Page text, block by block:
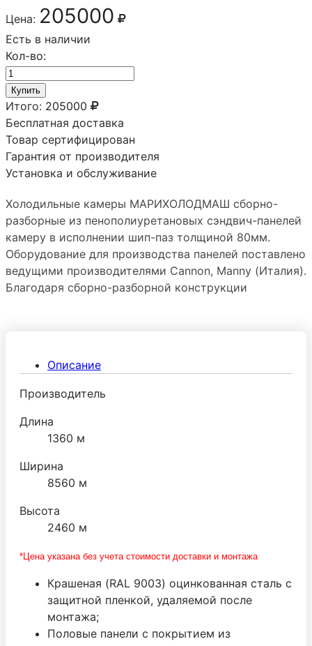
Цена: 205000
Есть в наличии
Кол-во:
Купить
Итого: 205000
Бесплатная доставка
Товар сертифицирован
Гарантия от производителя
Установка и обслуживание
Холодильные камеры МАРИХОЛОДМАШ сборно-
разборные из пенополиуретановых сэндвич-панелей
камеру в исполнении шип-паз толщиной 80мм.
Оборудование для производства панелей поставлено
ведущими производителями Сannon, Manny (Италия).
Благодаря сборно-разборной конструкции
(Италия).Описание
Производитель
Длина
1360 м
Ширина
8560 м
Высота
2460 м
*Цена указана без учета стоимости доставки и монтажа
Крашеная (RAL 9003) оцинкованная сталь с
защитной пленкой, удаляемой после
монтажа;
Половые панели с покрытием из